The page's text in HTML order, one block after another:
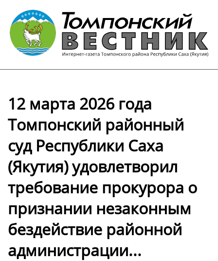
12 марта 2026 года
Томпонский районный
суд Республики Саха
(Якутия) удовлетворил
требование прокурора о
признании незаконным
бездействие районной
администрации...